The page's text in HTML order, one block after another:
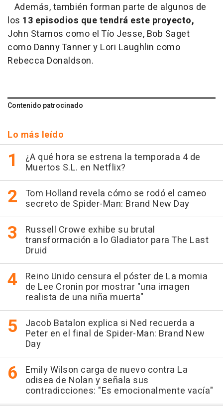
Además, también forman parte de algunos de
los 13 episodios que tendrá este proyecto,
John Stamos como el Tío Jesse, Bob Saget
como Danny Tanner y Lori Laughlin como
Rebecca Donaldson.
Contenido patrocinado
Lo más leído
¿A qué hora se estrena la temporada 4 de
Muertos S.L. en Netflix?
Tom Holland revela cómo se rodó el cameo
secreto de Spider-Man: Brand New Day
Russell Crowe exhibe su brutal
transformación a lo Gladiator para The Last
Druid
Reino Unido censura el póster de La momia
de Lee Cronin por mostrar "una imagen
realista de una niña muerta"
Jacob Batalon explica si Ned recuerda a
Peter en el final de Spider-Man: Brand New
Day
Emily Wilson carga de nuevo contra La
odisea de Nolan y señala sus
contradicciones: "Es emocionalmente vacía"